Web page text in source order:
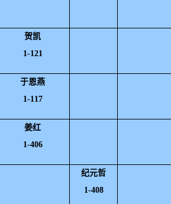
贺凯
1-121
于恩燕
1-117
姜红
1-406
纪元哲
1-408